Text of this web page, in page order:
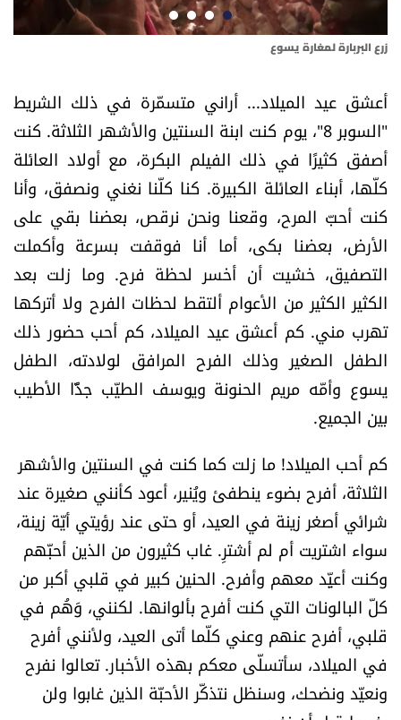
نداء القرّاء
كتّابنا
تحت المجهر
آراء
اقتصاد
العالم
الصحافة الإسرائيلية
فصل من كتاب
اقرأ تضحك
كاميرا
سجالات
صحّة وصحن
زرع البربارة لمغارة يسوع
أعشق عيد الميلاد... أراني متسمّرة في ذلك الشريط
"السوبر 8"، يوم كنت ابنة السنتين والأشهر الثلاثة. كنت
أصفق كثيرًا في ذلك الفيلم البكرة، مع أولاد العائلة
كلّها، أبناء العائلة الكبيرة. كنا كلّنا نغني ونصفق، وأنا
كنت أحبّ المرح، وقعنا ونحن نرقص، بعضنا بقي على
الأرض، بعضنا بكى، أما أنا فوقفت بسرعة وأكملت
التصفيق، خشيت أن أخسر لحظة فرح. وما زلت بعد
الكثير الكثير من الأعوام ألتقط لحظات الفرح ولا أتركها
تهرب مني. كم أعشق عيد الميلاد، كم أحب حضور ذلك
الطفل الصغير وذلك الفرح المرافق لولادته، الطفل
يسوع وأمّه مريم الحنونة ويوسف الطيّب جدًّا الأطيب
بين الجميع.
كم أحب الميلاد! ما زلت كما كنت في السنتين والأشهر
الثلاثة، أفرح بضوء ينطفئ ويُنير، أعود كأنني صغيرة عند
شرائي أصغر زينة في العيد، أو حتى عند رؤيتي أيّة زينة،
سواء اشتريت أم لم أشترِ. غاب كثيرون من الذين أحبّهم
وكنت أعيِّد معهم وأفرح. الحنين كبير في قلبي أكبر من
كلّ البالونات التي كنت أفرح بألوانها. لكنني، وَهُم في
قلبي، أفرح عنهم وعني كلّما أتى العيد، ولأنني أفرح
في الميلاد، سأتسلّى معكم بهذه الأخبار.تعالوا نفرح
ونعيّد ونضحك، وسنظل نتذكّر الأحبّة الذين غابوا ولن